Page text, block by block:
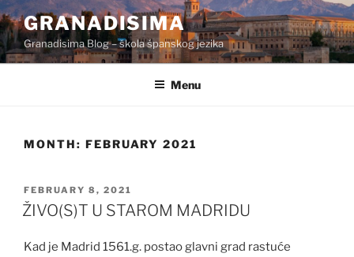
Skip
to
content
GRANADISIMA
Granadisima Blog – škola španskog jezika
Menu
MONTH: FEBRUARY 2021
POSTED
ON
FEBRUARY 8, 2021
ŽIVO(S)T U STAROM MADRIDU
Kad je Madrid 1561.g. postao glavni grad rastuće